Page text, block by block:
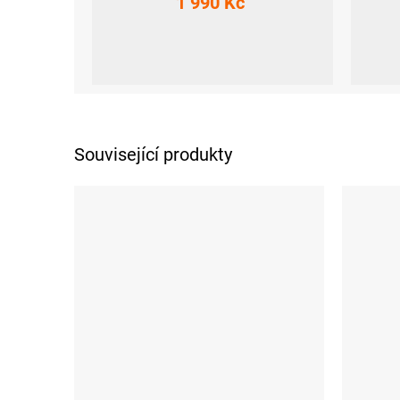
Související produkty